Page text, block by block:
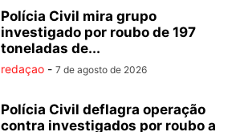
Polícia Civil mira grupo
investigado por roubo de 197
toneladas de...
redaçao - 7 de agosto de 2026
Polícia Civil deflagra operação
contra investigados por roubo a